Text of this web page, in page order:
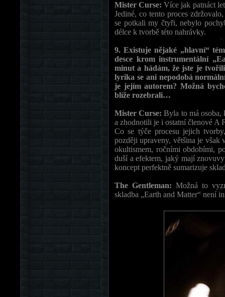
Mister Curse:Více jak patnáct
Jediné, co tento proces
se potkali my čtyři, nebylo
délce k tvorbě této nahrávky.
9. Existuje nějaké „hlavní“
desce krom instrumentální
minut a hádám, že jste je
lyrika se ani nepodobá
je jejím autorem? Možná
blíže rozebrali…
Mister Curse:Byla to má osoba,
a zhodnotili je i ostatní členové A
Co se týče procesu jejich
později upraveny, většina je
okultismem, ročními obdobími,
duší a efektem, jaký mají
koncept perfektně sumarizuje
The Gentleman: Možná to
skladba „Earth and Matter“ není